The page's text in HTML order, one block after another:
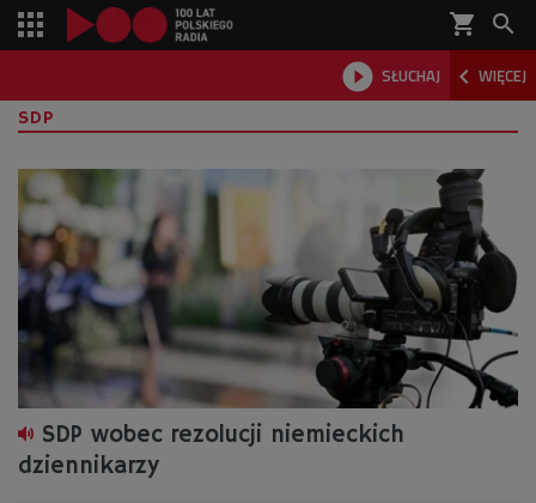
shopping_cart 
 SŁUCHAJ  WIĘCEJ

SDP
SDP wobec rezolucji niemieckich
dziennikarzy